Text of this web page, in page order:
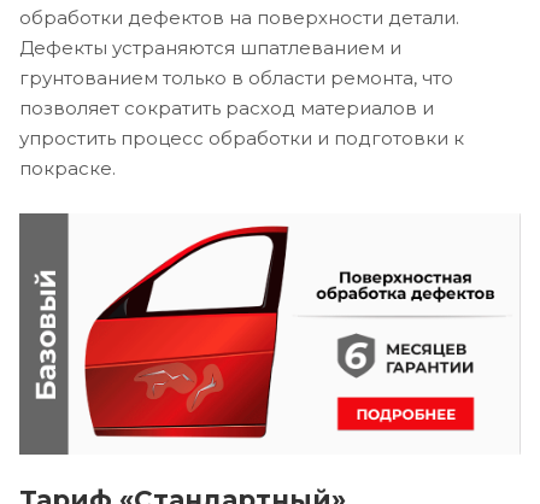
обработки дефектов на поверхности детали.
Дефекты устраняются шпатлеванием и
грунтованием только в области ремонта, что
позволяет сократить расход материалов и
упростить процесс обработки и подготовки к
покраске.